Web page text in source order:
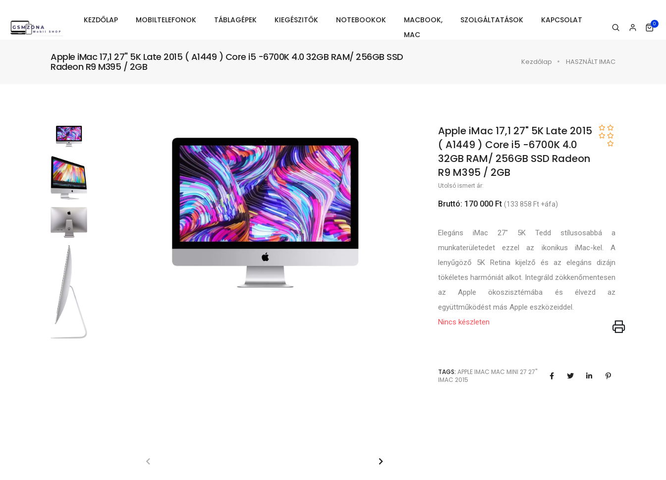
KEZDŐLAP MOBILTELEFONOK TÁBLAGÉPEK KIEGÉSZITŐK NOTEBOOKOK
MACBOOK,
MAC
SZOLGÁLTATÁSOK KAPCSOLAT 0
Apple iMac 17,1 27" 5K Late 2015 ( A1449 ) Core i5 -6700K 4.0 32GB RAM/ 256GB SSD
Radeon R9 M395 / 2GB
Kezdőlap HASZNÁLT IMAC
Apple iMac 17,1 27" 5K Late 2015
( A1449 ) Core i5 -6700K 4.0
32GB RAM/ 256GB SSD Radeon
R9 M395 / 2GB
Utolsó ismert ár:
Bruttó: 170 000 Ft (133 858 Ft +áfa)
Elegáns iMac 27" 5K Tedd stílusosabbá a
munkaterületedet ezzel az ikonikus iMac-kel. A
lenyűgöző 5K Retina kijelző és az elegáns dizájn
tökéletes harmóniát alkot. Integráld zökkenőmentesen
az Apple ökoszisztémába és élvezd az
együttműködést más Apple eszközeiddel.
Nincs készleten
TAGS: APPLE IMAC MAC MINI 27 27"
IMAC 2015